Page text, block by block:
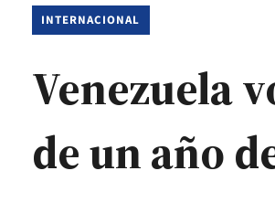
INTERNACIONAL
Venezuela
de un año